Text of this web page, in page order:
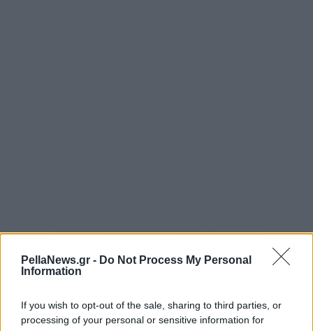
PellaNews.gr - Do Not Process My Personal
Information
If you wish to opt-out of the sale, sharing to third parties, or
processing of your personal or sensitive information for